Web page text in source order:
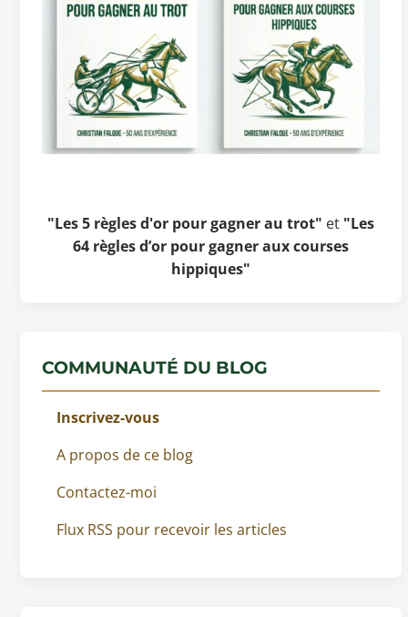
"Les 5 règles d'or pour gagner au trot" et "Les
64 règles d’or pour gagner aux courses
hippiques"
COMMUNAUTÉ DU BLOG
Inscrivez-vous
A propos de ce blog
Contactez-moi
Flux RSS pour recevoir les articles